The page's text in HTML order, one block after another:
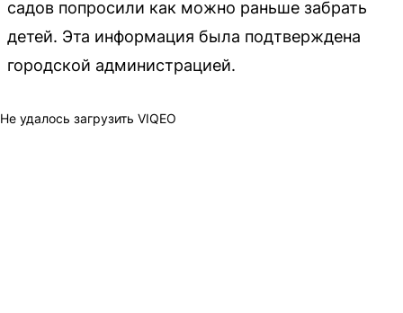
садов попросили как можно раньше забрать
детей. Эта информация была подтверждена
городской администрацией.
Не удалось загрузить VIQEO